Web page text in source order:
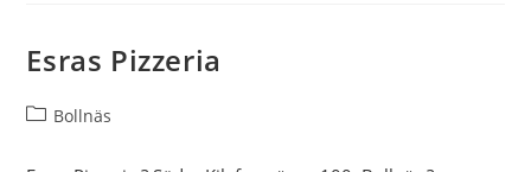
Esras Pizzeria
Inläggskategori:
Bollnäs